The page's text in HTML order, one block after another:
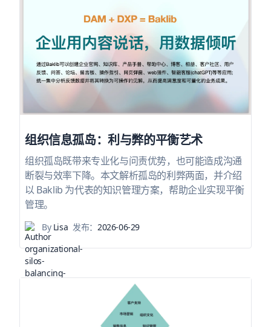
组织信息孤岛：利与弊的平衡艺术
组织孤岛既带来专业化与问责优势，也可能造成沟通
断裂与效率下降。本文解析孤岛的利弊两面，并介绍
以 Baklib 为代表的知识管理方案，帮助企业实现平衡
管理。
ByLisa 发布：2026-06-29